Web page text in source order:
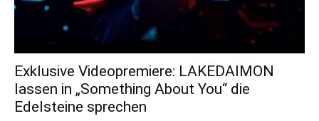
Exklusive Videopremiere: LAKEDAIMON
lassen in „Something About You“ die
Edelsteine sprechen